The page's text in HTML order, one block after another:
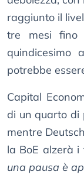
raggiunto il
tre mesi fino
quindicesimo
potrebbe
Capital
di un quarto di
mentre
la BoE alzerà i
una pausa è